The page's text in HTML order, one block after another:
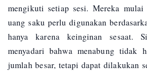
mengikuti setiap sesi. Mereka mulai
uang saku perlu digunakan
hanya karena keinginan sesaat.
menyadari bahwa menabung tidak
jumlah besar, tetapi dapat dilakukan